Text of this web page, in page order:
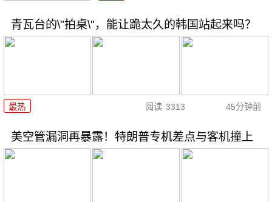
青瓦台的\"拍桌\"，能让跪太久的韩国站起来吗？
最热 阅读 3313 45分钟前
美空管漏洞再暴露！特朗普专机差点与客机撞上